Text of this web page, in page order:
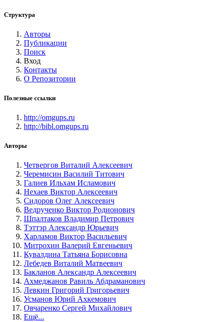
Структура
Авторы
Публикации
Поиск
Вход
Контакты
О Репозитории
Полезные ссылки
http://omgups.ru
http://bibl.omgups.ru
Авторы
Четвергов Виталий Алексеевич
Черемисин Василий Титович
Галиев Ильхам Исламович
Нехаев Виктор Алексеевич
Сидоров Олег Алексеевич
Ведрученко Виктор Родионович
Шпалтаков Владимир Петрович
Тэттэр Александр Юрьевич
Харламов Виктор Васильевич
Митрохин Валерий Евгеньевич
Кувалдина Татьяна Борисовна
Лебедев Виталий Матвеевич
Бакланов Александр Алексеевич
Ахмеджанов Равиль Абдраманович
Левкин Григорий Григорьевич
Усманов Юрий Ахкемович
Овчаренко Сергей Михайлович
Ещё...